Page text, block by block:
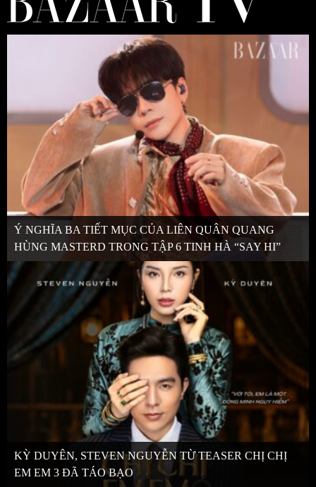
Ý NGHĨA BA TIẾT MỤC CỦA LIÊN QUÂN QUANG
HÙNG MASTERD TRONG TẬP 6 TINH HÀ “SAY HI”
KỲ DUYÊN, STEVEN NGUYỄN TỪ TEASER CHỊ CHỊ
EM EM 3 ĐÃ TÁO BẠO